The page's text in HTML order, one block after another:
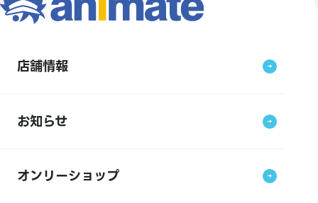
店舗情報
お知らせ
オンリーショップ